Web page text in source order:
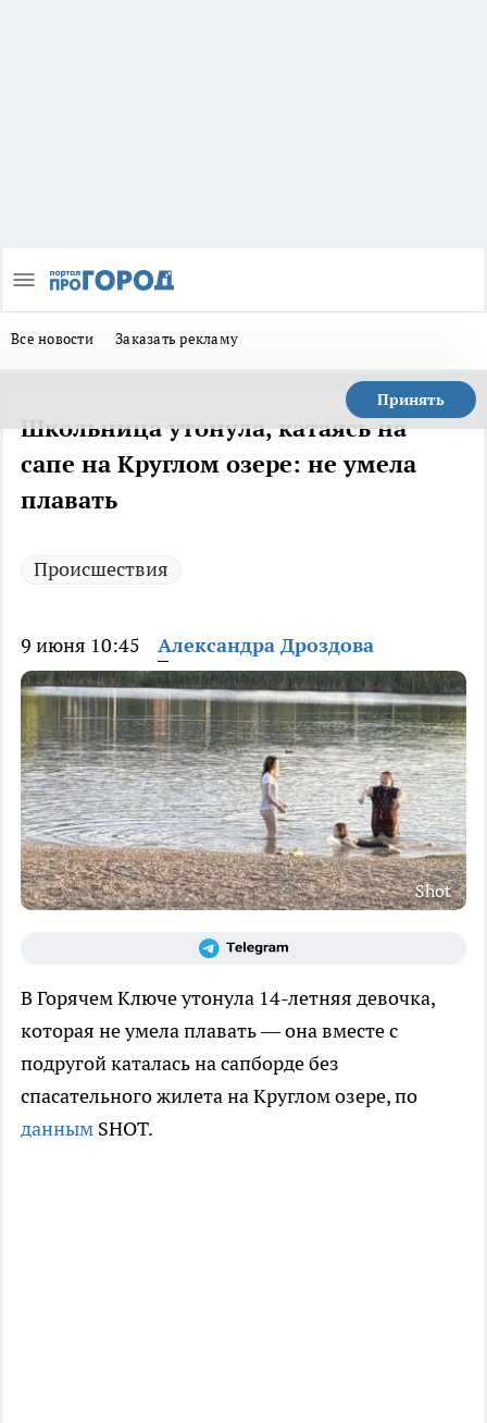
Все новости Заказать рекламу
Принять
Школьница утонула, катаясь на
сапе на Круглом озере: не умела
плавать
Происшествия
9 июня 10:45 Александра Дроздова
Shot
В Горячем Ключе утонула 14-летняя девочка,
которая не умела плавать — она вместе с
подругой каталась на сапборде без
спасательного жилета на Круглом озере, по
данным SHOT.